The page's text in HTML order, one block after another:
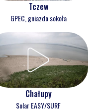
Tczew
GPEC, gniazdo sokoła
Chałupy
Solar EASY/SURF